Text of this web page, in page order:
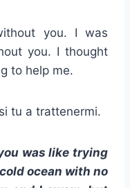
you. I was
you. I thought
to help me.
tu a trattenermi.
was like trying
ocean with no